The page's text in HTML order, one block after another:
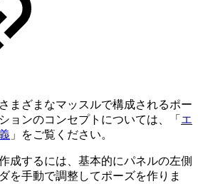
まざまなマッスルで構成されるポー
ョンのコンセプトについては、「 エ
」をご覧ください。
成するには、基本的にパネルの左側
を手動で調整してポーズを作りま